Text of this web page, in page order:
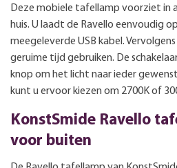
Deze mobiele tafellamp voorziet in
huis. U laadt de Ravello eenvoudig
meegeleverde USB kabel.
geruime tijd gebruiken. De
knop om het licht naar ieder
kunt u ervoor kiezen om 2700K of
KonstSmide Ravello
voor buiten